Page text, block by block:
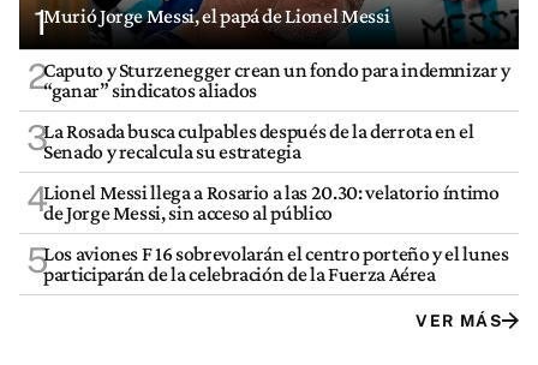
1Murió Jorge Messi, el papá de Lionel Messi
2Caputo y Sturzenegger crean un fondo para indemnizar y
“ganar” sindicatos aliados
3La Rosada busca culpables después de la derrota en el
Senado y recalcula su estrategia
4Lionel Messi llega a Rosario a las 20.30: velatorio íntimo
de Jorge Messi, sin acceso al público
5Los aviones F 16 sobrevolarán el centro porteño y el lunes
participarán de la celebración de la Fuerza Aérea
VER MÁS